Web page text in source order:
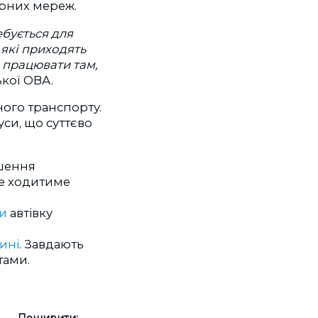
мереж.
для
приходять
там,
ОВА.
транспорту.
що суттєво
ходитиме
автівку
. Завдають